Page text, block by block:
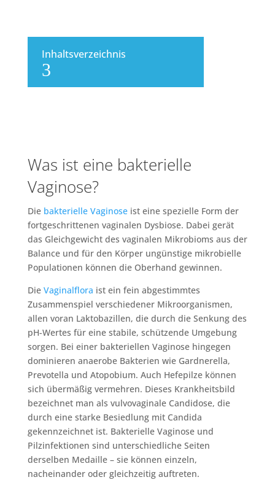
Inhaltsverzeichnis
3
Was ist eine bakterielle
Vaginose?
Die bakterielle Vaginose ist eine spezielle Form der
fortgeschrittenen vaginalen Dysbiose. Dabei gerät
das Gleichgewicht des vaginalen Mikrobioms aus der
Balance und für den Körper ungünstige mikrobielle
Populationen können die Oberhand gewinnen.
Die Vaginalflora ist ein fein abgestimmtes
Zusammenspiel verschiedener Mikroorganismen,
allen voran Laktobazillen, die durch die Senkung des
pH-Wertes für eine stabile, schützende Umgebung
sorgen. Bei einer bakteriellen Vaginose hingegen
dominieren anaerobe Bakterien wie Gardnerella,
Prevotella und Atopobium. Auch Hefepilze können
sich übermäßig vermehren. Dieses Krankheitsbild
bezeichnet man als vulvovaginale Candidose, die
durch eine starke Besiedlung mit Candida
gekennzeichnet ist. Bakterielle Vaginose und
Pilzinfektionen sind unterschiedliche Seiten
derselben Medaille – sie können einzeln,
nacheinander oder gleichzeitig auftreten.